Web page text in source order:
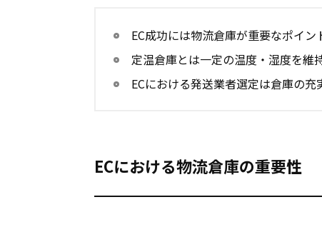
EC成功には物流倉庫が重要なポイン
定温倉庫とは一定の温度・湿度を維
ECにおける発送業者選定は倉庫の充
ECにおける物流倉庫の重要性